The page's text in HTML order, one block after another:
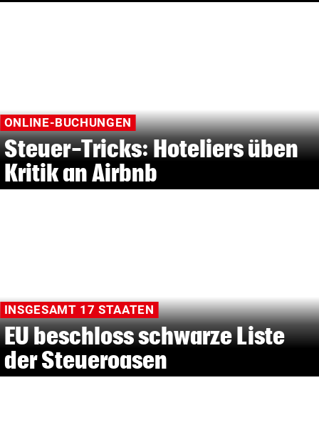
ONLINE-BUCHUNGEN
Steuer-Tricks: Hoteliers üben
Kritik an Airbnb
INSGESAMT 17 STAATEN
EU beschloss schwarze Liste
der Steueroasen